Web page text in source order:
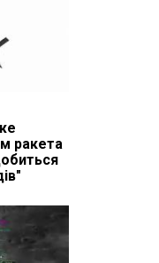
ракета